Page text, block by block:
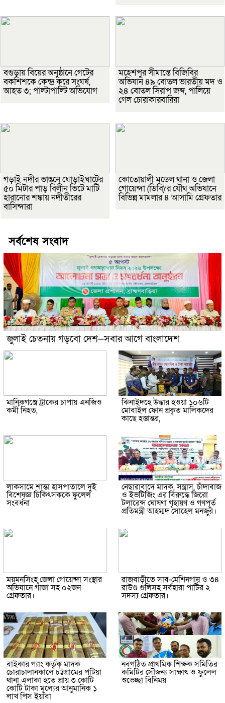
বগুড়ায় বিয়ের অনুষ্ঠানে গেটের
বকশিশকে কেন্দ্র করে সংঘর্ষ,
আহত ৩; পাল্টাপাল্টি অভিযোগ
মহেশপুর সীমান্তে বিজিবির
অভিযান ৪৯ বোতল ভারতীয় মদ ও
২৪ বোতল সিরাপ জব্দ, পালিয়ে
গেল চোরাকারবারিরা
গড়াই নদীর ভাঙনে ঘোড়াইঘাটের
৫০ মিটার পাড় বিলীন ভিটে মাটি
হারানোর শঙ্কায় নদীতীরের
বাসিন্দারা
কোতোয়ালী মডেল থানা ও জেলা
গোয়েন্দা (ডিবি)’র যৌথ অভিযানে
বিভিন্ন মামলার ৪ আসামি গ্রেফতার
সর্বশেষ সংবাদ
জুলাই চেতনায় গড়বো দেশ—সবার আগে বাংলাদেশ
মানিকগঞ্জে ট্রাকের চাপায় এনজিও
কর্মী নিহত,
ঝিনাইদহে উদ্ধার হওয়া ১০৬টি
মোবাইল ফোন প্রকৃত মালিকদের
কাছে হস্তান্তর,
লাকসামে শান্তা হাসপাতালে দুই
বিশেষজ্ঞ চিকিৎসককে ফুলেল
সংবর্ধনা
নেছারাবাদে মাদক, সন্ত্রাস, চাঁদাবাজ
ও ইভটিজিং এর বিরুদ্ধে জিরো
টলারেন্স ঘোষণা গৃহায়ণ ও গণপূর্ত
প্রতিমন্ত্রী আহম্মদ সোহেল মনজুর।
ময়মনসিংহ জেলা গোয়েন্দা সংস্থার
অভিযানে গাঁজা সহ ০২জন
গ্রেফতার।
রাজবাড়ীতে সাব-মেশিনগান ও ৩৪
রাউণ্ড গুলিসহ সর্বহারা পার্টির ২
সদস্য গ্রেফতার।
বাইকার গ্যাং কর্তৃক মাদক
চোরাচালানকালে চট্টগ্রামের পটিয়া
থানা এলাকা হতে প্রায় ৩ কোটি
কোটি টাকা মূল্যের আনুমানিক ১
লাখ পিস ইয়াবা
নবগঠিত প্রাথমিক শিক্ষক সমিতির
কমিটির সৌজন্য সাক্ষাৎ ও ফুলেল
শুভেচ্ছা বিনিময়